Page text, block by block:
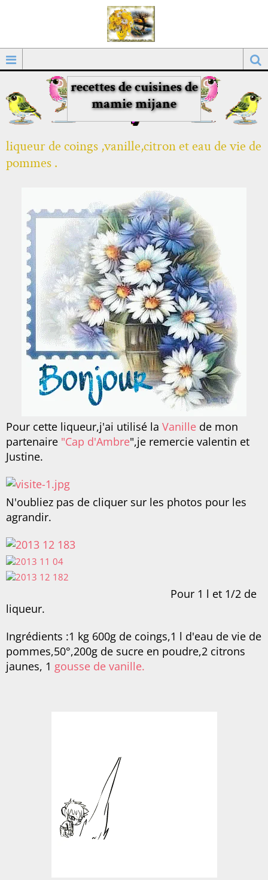
recettes de cuisines de
mamie mijane
liqueur de coings ,vanille,citron et eau de vie de
pommes .
Pour cette liqueur,j'ai utilisé la Vanille de mon
partenaire "Cap d'Ambre",je remercie valentin et
Justine.
N'oubliez pas de cliquer sur les photos pour les
agrandir.
Pour 1 l et 1/2 de
liqueur.
Ingrédients :1 kg 600g de coings,1 l d'eau de vie de
pommes,50°,200g de sucre en poudre,2 citrons
jaunes, 1 gousse de vanille.